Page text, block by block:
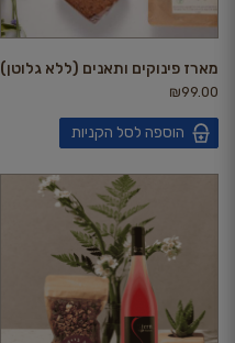
מארז פינוקים ותאנים (ללא גלוטן)
₪99.00
הוספה לסל הקניות